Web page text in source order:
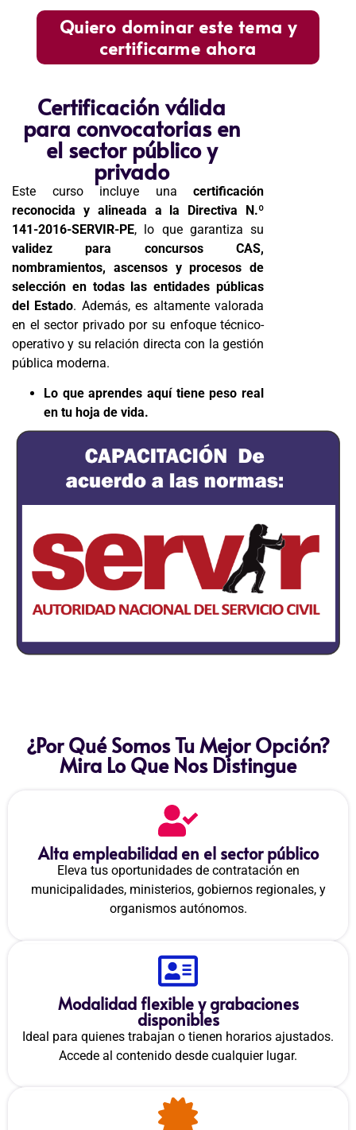
Quiero dominar este tema y
certificarme ahora
Certificación válida
para convocatorias en
el sector público y
privado
Este curso incluye unacertificación
reconocida y alineada a la Directiva N.º
141-2016-SERVIR-PE, lo que garantiza su
validez para concursos CAS,
nombramientos, ascensos y procesos de
selección en todas las entidades públicas
del Estado. Además, es altamente valorada
en el sector privado por su enfoque técnico-
operativo y su relación directa con la gestión
pública moderna.
Lo que aprendes aquí tiene peso real
en tu hoja de vida.
¿Por Qué Somos Tu Mejor Opción?
Mira Lo Que Nos Distingue
Alta empleabilidad en el sector público
Eleva tus oportunidades de contratación en
municipalidades, ministerios, gobiernos regionales, y
organismos autónomos.
Modalidad flexible y grabaciones
disponibles
Ideal para quienes trabajan o tienen horarios ajustados.
Accede al contenido desde cualquier lugar.